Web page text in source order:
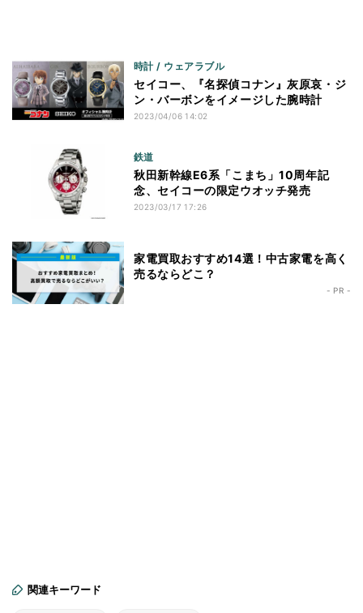
時計 / ウェアラブル
セイコー、『名探偵コナン』灰原哀・ジ
ン・バーボンをイメージした腕時計
2023/04/06 14:02
鉄道
秋田新幹線E6系「こまち」10周年記
念、セイコーの限定ウオッチ発売
2023/03/17 17:26
家電買取おすすめ14選！中古家電を高く
売るならどこ？
- PR -
関連キーワード